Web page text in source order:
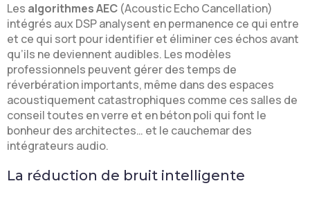
Les algorithmes AEC (Acoustic Echo Cancellation)
intégrés aux DSP analysent en permanence ce qui entre
et ce qui sort pour identifier et éliminer ces échos avant
qu’ils ne deviennent audibles. Les modèles
professionnels peuvent gérer des temps de
réverbération importants, même dans des espaces
acoustiquement catastrophiques comme ces salles de
conseil toutes en verre et en béton poli qui font le
bonheur des architectes… et le cauchemar des
intégrateurs audio.
La réduction de bruit intelligente